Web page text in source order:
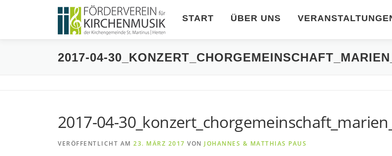
START ÜBER UNS
2017-04-
2017-04-
VERÖFFENTLICHT AM 23. MÄRZ 2017 VON JOHANNES & MATTHIAS PAUS